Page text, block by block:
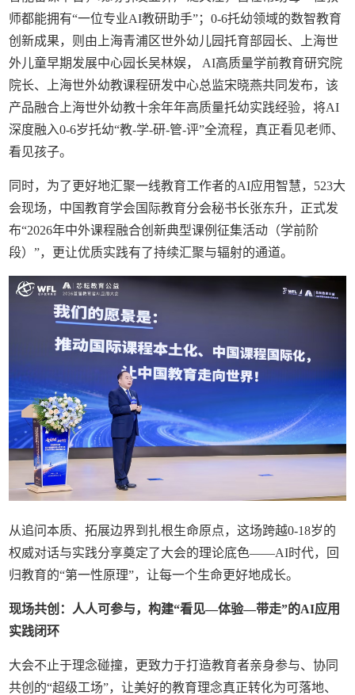
师都能拥有“一位专业AI教研助手”；0-6托幼领域的数智教育
创新成果，则由上海青浦区世外幼儿园托育部园长、上海世
外儿童早期发展中心园长吴林娱， AI高质量学前教育研究院
院长、上海世外幼教课程研发中心总监宋晓燕共同发布，该
产品融合上海世外幼教十余年年高质量托幼实践经验，将AI
深度融入0-6岁托幼“教-学-研-管-评”全流程，真正看见老师、
看见孩子。
同时，为了更好地汇聚一线教育工作者的AI应用智慧，523大
会现场，中国教育学会国际教育分会秘书长张东升，正式发
布“2026年中外课程融合创新典型课例征集活动（学前阶
段）”，更让优质实践有了持续汇聚与辐射的通道。
从追问本质、拓展边界到扎根生命原点，这场跨越0-18岁的
权威对话与实践分享奠定了大会的理论底色——AI时代，回
归教育的“第一性原理”，让每一个生命更好地成长。
现场共创：人人可参与，构建“看见—体验—带走”的AI应用
实践闭环
大会不止于理念碰撞，更致力于打造教育者亲身参与、协同
共创的“超级工场”，让美好的教育理念真正转化为可落地、